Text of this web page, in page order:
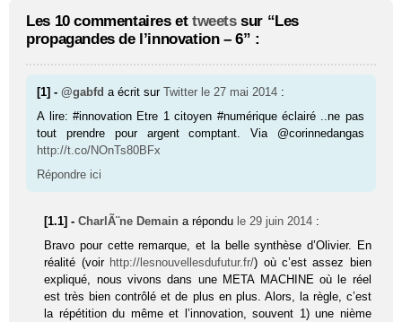
Les 10 commentaires et tweetssur “Les
propagandes de l’innovation – 6” :
[1] -@gabfd a écrit surTwitter le 27 mai 2014 :
A lire: #innovation Etre 1 citoyen #numérique éclairé ..ne pas
tout prendre pour argent comptant. Via @corinnedangas
http://t.co/NOnTs80BFx
Répondre ici
[1.1] -CharlÃ¨ne Demain a répondu le 29 juin 2014 :
Bravo pour cette remarque, et la belle synthèse d’Olivier. En
réalité (voir http://lesnouvellesdufutur.fr/) où c’est assez bien
expliqué, nous vivons dans une META MACHINE où le réel
est très bien contrôlé et de plus en plus. Alors, la règle, c’est
la répétition du même et l’innovation, souvent 1) une nième